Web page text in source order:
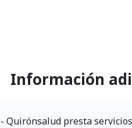
Información
- Quirónsalud presta